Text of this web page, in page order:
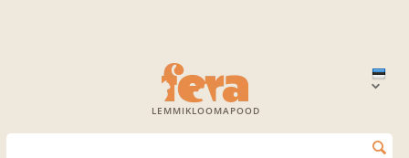
LEMMIKLOOMAPOOD